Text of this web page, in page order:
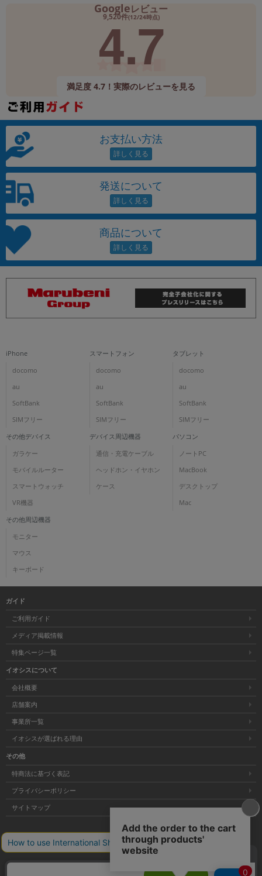
Googleレビュー
9,520件(12/24時点)
4.7
満足度 4.7！実際のレビューを見る
お支払い方法
発送について
商品について
iPhone
docomo
au
SoftBank
SIMフリー
スマートフォン
docomo
au
SoftBank
SIMフリー
タブレット
docomo
au
SoftBank
SIMフリー
その他デバイス
ガラケー
モバイルルーター
スマートウォッチ
VR機器
デバイス周辺機器
通信・充電ケーブル
ヘッドホン・イヤホン
ケース
パソコン
ノートPC
MacBook
デスクトップ
Mac
その他周辺機器
モニター
マウス
キーボード
ガイド
ご利用ガイド
メディア掲載情報
特集ページ一覧
イオシスについて
会社概要
店舗案内
事業所一覧
イオシスが選ばれる理由
その他
特商法に基づく表記
プライバシーポリシー
サイトマップ
大阪府公安委員会発行 古物商許可証 第621121002176号